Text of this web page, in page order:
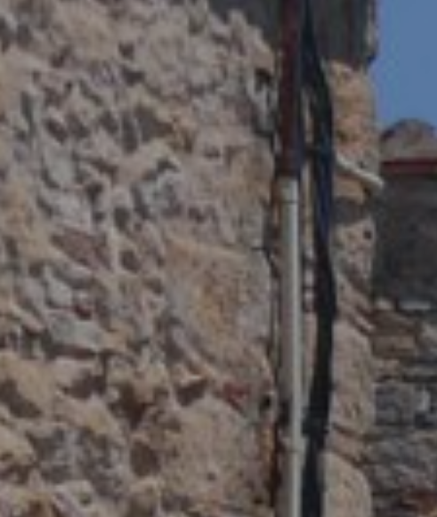
Modifier les cookies
Technique et Fonctionnel
Ce site Web utilise ses propres cookies pour collecter des informations afin
d'améliorer nos services. Si vous continuez à naviguer, vous acceptez leur
L'utilisateur a la possibilité de configurer son navigateur, pouvant, s'il le
empêcher leur installation sur son disque dur, même s'il doit garder à l'esprit
telle action peut entraîner des difficultés de navigation sur le site.
Analyse et Personnalisation
Ils permettent le suivi et l'analyse du comportement des utilisateurs de ce site.
informations collectées via ce type de cookies sont utilisées pour mesurer
Web pour l'élaboration des profils de navigation des utilisateurs afin
améliorations basées sur l'analyse des données d'utilisation effectuée par les
utilisateurs du service. . Ils nous permettent de sauvegarder les informations
préférence de l'utilisateur pour améliorer la qualité de nos services et offrir
meilleure expérience grâce aux produits recommandés.
Marketing et Publicité
Ces cookies sont utilisés pour stocker des informations sur les préférences
personnels de l'utilisateur grâce à l'observation continue de ses habitudes de
navigation. Grâce à eux, nous pouvons connaître les habitudes de
site Web et afficher des publicités liées au profil de navigation de l'utilisateur.